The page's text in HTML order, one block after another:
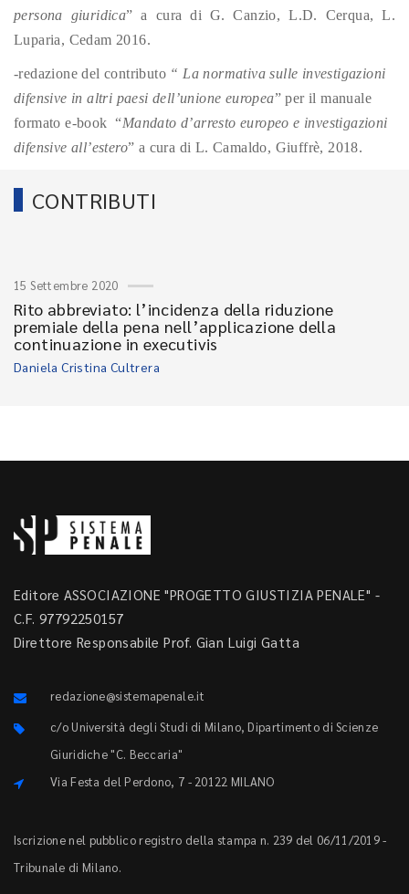
persona giuridica” a cura di G. Canzio, L.D. Cerqua, L.
Luparia, Cedam 2016.
-redazione del contributo “ La normativa sulle investigazioni
difensive in altri paesi dell’unione europea” per il manuale
formato e-book “Mandato d’arresto europeo e investigazioni
difensive all’estero” a cura di L. Camaldo, Giuffrè, 2018.
CONTRIBUTI
15 Settembre 2020
Rito abbreviato: l’incidenza della riduzione
premiale della pena nell’applicazione della
continuazione in executivis
Daniela Cristina Cultrera
Editore ASSOCIAZIONE "PROGETTO GIUSTIZIA PENALE" -
C.F. 97792250157
Direttore Responsabile Prof. Gian Luigi Gatta
redazione@sistemapenale.it
c/o Università degli Studi di Milano, Dipartimento di Scienze
Giuridiche "C. Beccaria"
Via Festa del Perdono, 7 - 20122 MILANO
Iscrizione nel pubblico registro della stampa n. 239 del 06/11/2019 -
Tribunale di Milano.